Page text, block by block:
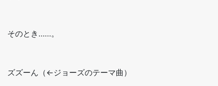
そのとき……。
ズズーん（←ジョーズのテーマ曲）